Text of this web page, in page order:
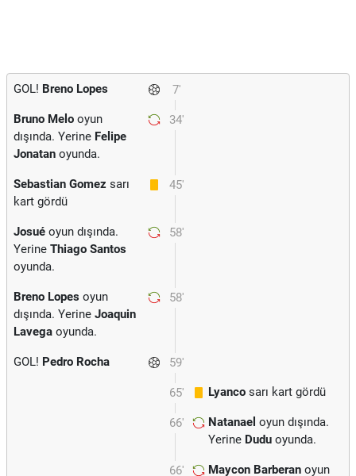
7'
GOL! Breno Lopes
34'
Bruno Melo oyun
dışında. Yerine Felipe
Jonatan oyunda.
45'
Sebastian Gomez sarı
kart gördü
58'
Josué oyun dışında.
Yerine Thiago Santos
oyunda.
58'
Breno Lopes oyun
dışında. Yerine Joaquin
Lavega oyunda.
59'
GOL! Pedro Rocha
65' Lyanco sarı kart gördü
66' Natanael oyun dışında.
Yerine Dudu oyunda.
66' Maycon Barberan oyun